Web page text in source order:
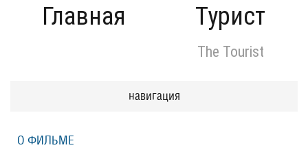
Главная
Турист
The Tourist
навигация
О ФИЛЬМЕ